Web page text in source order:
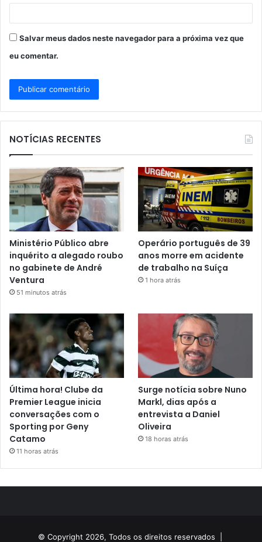
Salvar meus dados neste navegador para a próxima vez que
eu comentar.
NOTÍCIAS RECENTES
Ministério Público abre
inquérito a alegado roubo
no gabinete de André
Ventura
51 minutos atrás
Operário português de 39
anos morre em acidente
de trabalho na Suíça
1 hora atrás
Última hora! Clube da
Premier League inicia
conversações com o
Sporting por Geny
Catamo
11 horas atrás
Surge notícia sobre Nuno
Markl, dias após a
entrevista a Daniel
Oliveira
18 horas atrás
© Copyright 2026, Todos os direitos reservados |